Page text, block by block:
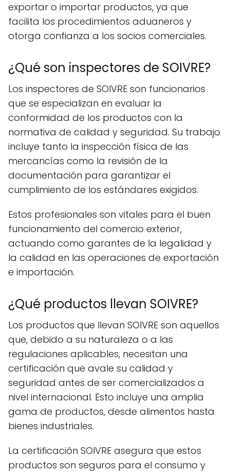
exportar o importar productos, ya que
facilita los procedimientos aduaneros y
otorga confianza a los socios comerciales.
¿Qué son inspectores de SOIVRE?
Los inspectores de SOIVRE son funcionarios
que se especializan en evaluar la
conformidad de los productos con la
normativa de calidad y seguridad. Su trabajo
incluye tanto la inspección física de las
mercancías como la revisión de la
documentación para garantizar el
cumplimiento de los estándares exigidos.
Estos profesionales son vitales para el buen
funcionamiento del comercio exterior,
actuando como garantes de la legalidad y
la calidad en las operaciones de exportación
e importación.
¿Qué productos llevan SOIVRE?
Los productos que llevan SOIVRE son aquellos
que, debido a su naturaleza o a las
regulaciones aplicables, necesitan una
certificación que avale su calidad y
seguridad antes de ser comercializados a
nivel internacional. Esto incluye una amplia
gama de productos, desde alimentos hasta
bienes industriales.
La certificación SOIVRE asegura que estos
productos son seguros para el consumo y